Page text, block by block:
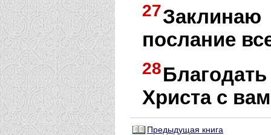
27Заклинаю
послание
28
Христа с
Предыдущая книга